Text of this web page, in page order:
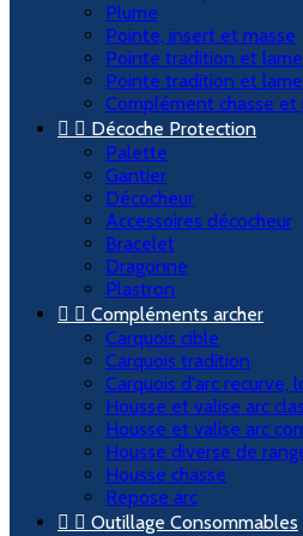
Plume
Pointe, insert et masse
Pointe tradition et
Pointe tradition et
Complément chasse et
  Décoche Protection
Palette
Gantier
Décocheur
Accessoires décocheur
Bracelet
Dragonne
Plastron
  Compléments archer
Carquois cible
Carquois tradition
Carquois d'arc recurve,
Housse et valise arc
Housse et valise arc
Housse diverse de
Housse chasse
Repose arc
  Outillage Consommables